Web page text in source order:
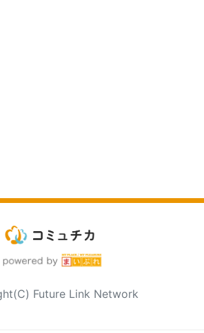
Future Link Network